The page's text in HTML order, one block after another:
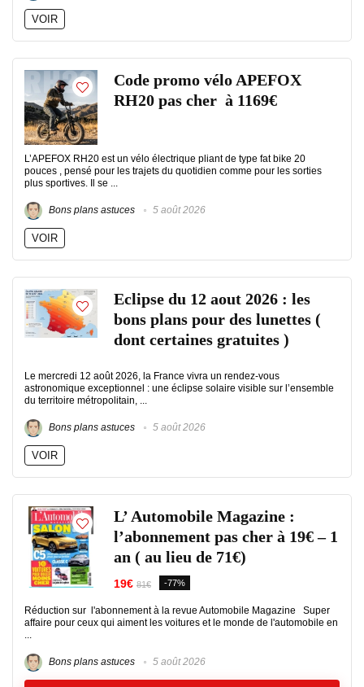
VOIR
Code promo vélo APEFOX
RH20 pas cher à 1169€
L’APEFOX RH20 est un vélo électrique pliant de type fat bike 20
pouces , pensé pour les trajets du quotidien comme pour les sorties
plus sportives. Il se ...
Bons plans astuces 5 août 2026
VOIR
Eclipse du 12 aout 2026 : les
bons plans pour des lunettes (
dont certaines gratuites )
Le mercredi 12 août 2026, la France vivra un rendez-vous
astronomique exceptionnel : une éclipse solaire visible sur l’ensemble
du territoire métropolitain, ...
Bons plans astuces 5 août 2026
VOIR
L’ Automobile Magazine :
l’abonnement pas cher à 19€ – 1
an ( au lieu de 71€)
19€ 81€ -77%
Réduction sur l'abonnement à la revue Automobile Magazine Super
affaire pour ceux qui aiment les voitures et le monde de l'automobile en
...
Bons plans astuces 5 août 2026